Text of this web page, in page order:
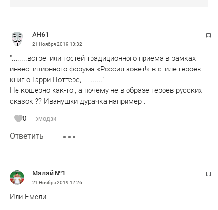
АН61
21 Ноября 2019 10:32
"........встретили гостей традиционного приема в рамках
инвестиционного форума «Россия зовет!» в стиле героев
книг о Гарри Поттере,..........."
Не кошерно как-то , а почему не в образе героев русских
сказок ?? Иванушки дурачка например .
0 эмодзи
Ответить
Малай №1
21 Ноября 2019 12:26
Или Емели..